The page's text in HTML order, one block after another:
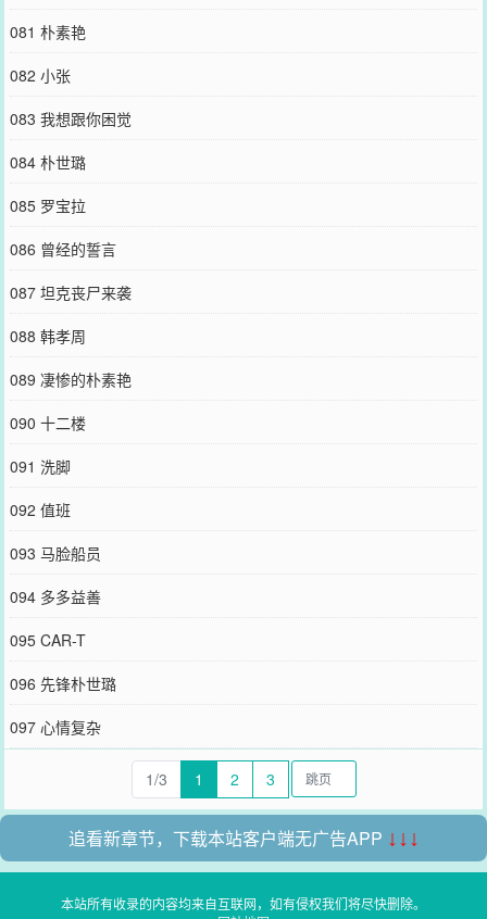
081 朴素艳
082 小张
083 我想跟你困觉
084 朴世璐
085 罗宝拉
086 曾经的誓言
087 坦克丧尸来袭
088 韩孝周
089 凄惨的朴素艳
090 十二楼
091 洗脚
092 值班
093 马脸船员
094 多多益善
095 CAR-T
096 先锋朴世璐
097 心情复杂
1/3 1 2 3
追看新章节，下载本站客户端无广告APP ↓↓↓
本站所有收录的内容均来自互联网，如有侵权我们将尽快删除。